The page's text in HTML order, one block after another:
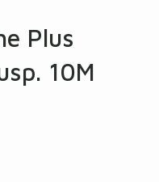
Plus
10M